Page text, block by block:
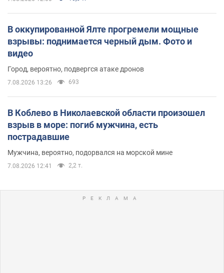
В оккупированной Ялте прогремели мощные
взрывы: поднимается черный дым. Фото и
видео
Город, вероятно, подвергся атаке дронов
7.08.2026 13:26 693
В Коблево в Николаевской области произошел
взрыв в море: погиб мужчина, есть
пострадавшие
Мужчина, вероятно, подорвался на морской мине
7.08.2026 12:41 2,2 т.